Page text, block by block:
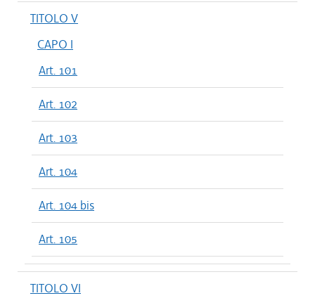
TITOLO V
CAPO I
Art. 101
Art. 102
Art. 103
Art. 104
Art. 104 bis
Art. 105
TITOLO VI